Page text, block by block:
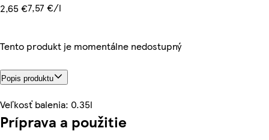
2,65 €7,57 €/l
Tento produkt je momentálne nedostupný
Popis produktu
Veľkosť balenia: 0.35l
Príprava a použitie